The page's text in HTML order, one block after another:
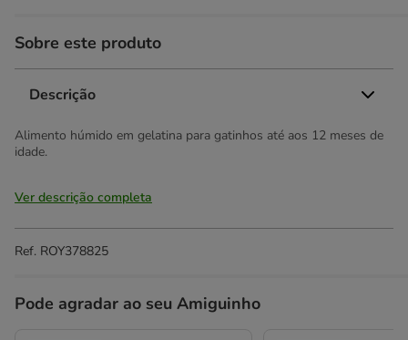
Sobre este produto
Descrição
Alimento húmido em gelatina para gatinhos até aos 12 meses de
idade.
Ver descrição completa
Ref. ROY378825
Pode agradar ao seu Amiguinho